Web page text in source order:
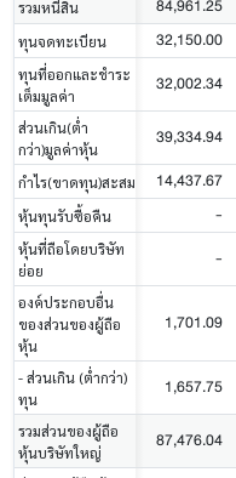
รวมหนี้สิน 84,961.25
ทุนจดทะเบียน 32,150.00
ทุนที่ออกและชำระ
เต็มมูลค่า
32,002.34
ส่วนเกิน(ต่ำ
กว่า)มูลค่าหุ้น
39,334.94
กำไร(ขาดทุน)สะสม 14,437.67
หุ้นทุนรับซื้อคืน -
หุ้นที่ถือโดยบริษัท
ย่อย
-
องค์ประกอบอื่น
ของส่วนของผู้ถือ
หุ้น
1,701.09
- ส่วนเกิน (ต่ำกว่า)
ทุน
1,657.75
รวมส่วนของผู้ถือ
หุ้นบริษัทใหญ่
87,476.04